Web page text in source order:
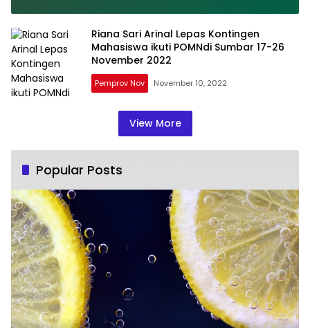
Riana Sari Arinal Lepas Kontingen
Mahasiswa ikuti POMNdi Sumbar 17-26
November 2022
Pemprov Nov November 10, 2022
View More
Popular Posts